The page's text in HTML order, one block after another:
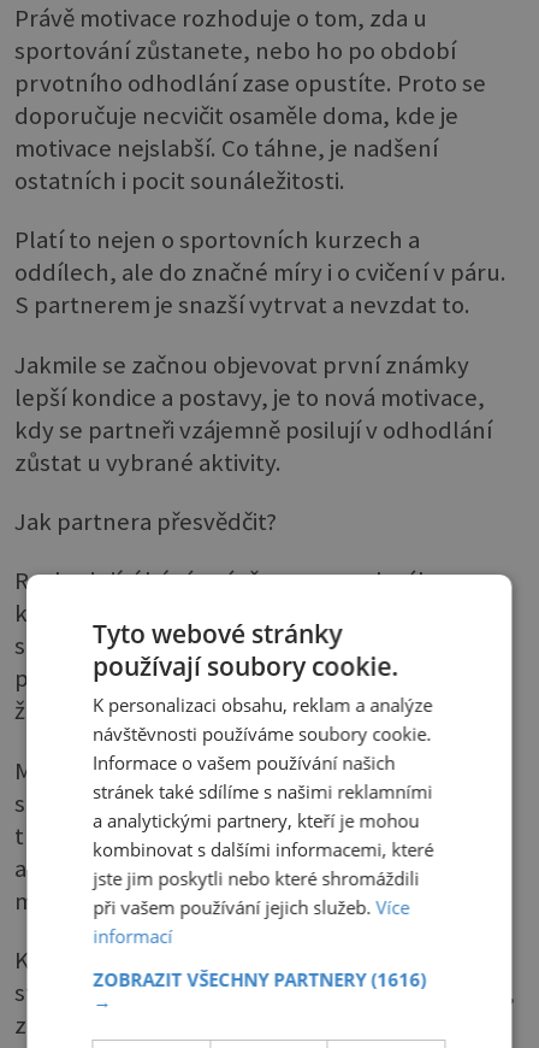
Právě motivace rozhoduje o tom, zda u
sportování zůstanete, nebo ho po období
prvotního odhodlání zase opustíte. Proto se
doporučuje necvičit osaměle doma, kde je
motivace nejslabší. Co táhne, je nadšení
ostatních i pocit sounáležitosti.
Platí to nejen o sportovních kurzech a
oddílech, ale do značné míry i o cvičení v páru.
S partnerem je snazší vytrvat a nevzdat to.
Jakmile se začnou objevovat první známky
lepší kondice a postavy, je to nová motivace,
kdy se partneři vzájemně posilují v odhodlání
zůstat u vybrané aktivity.
Jak partnera přesvědčit?
Rozhodující bývá právě onen prvek zábavy, na
který muži dobře slyší. Stejně důležité ale je
společně dojít k rozhodnutí, jaký typ aktivního
pohybu společně zkusíte. Preference mužů a
žen se v tomto směru značně liší.
Muži jsou více soutěživí a dávají přednost
sportům, kde mohou vyhrávat. Naopak ženy
tíhnout spíše ke kolektivním sportovním
aktivitám, kde nejde o vítězství. Oceňují spíš
možnost trávit při cvičení čas s partnerem.
Kromě toho se ale zajímají více o estetickou
stránku pohybu a možnosti formování postavy,
zatímco mužům jde spíše o posilování.
Tyto webové stránky
používají soubory cookie.
K personalizaci obsahu, reklam a analýze
návštěvnosti používáme soubory cookie.
Informace o vašem používání našich
stránek také sdílíme s našimi reklamními
a analytickými partnery, kteří je mohou
kombinovat s dalšími informacemi, které
jste jim poskytli nebo které shromáždili
při vašem používání jejich služeb.Více
informací
ZOBRAZIT VŠECHNY PARTNERY(1616)
→